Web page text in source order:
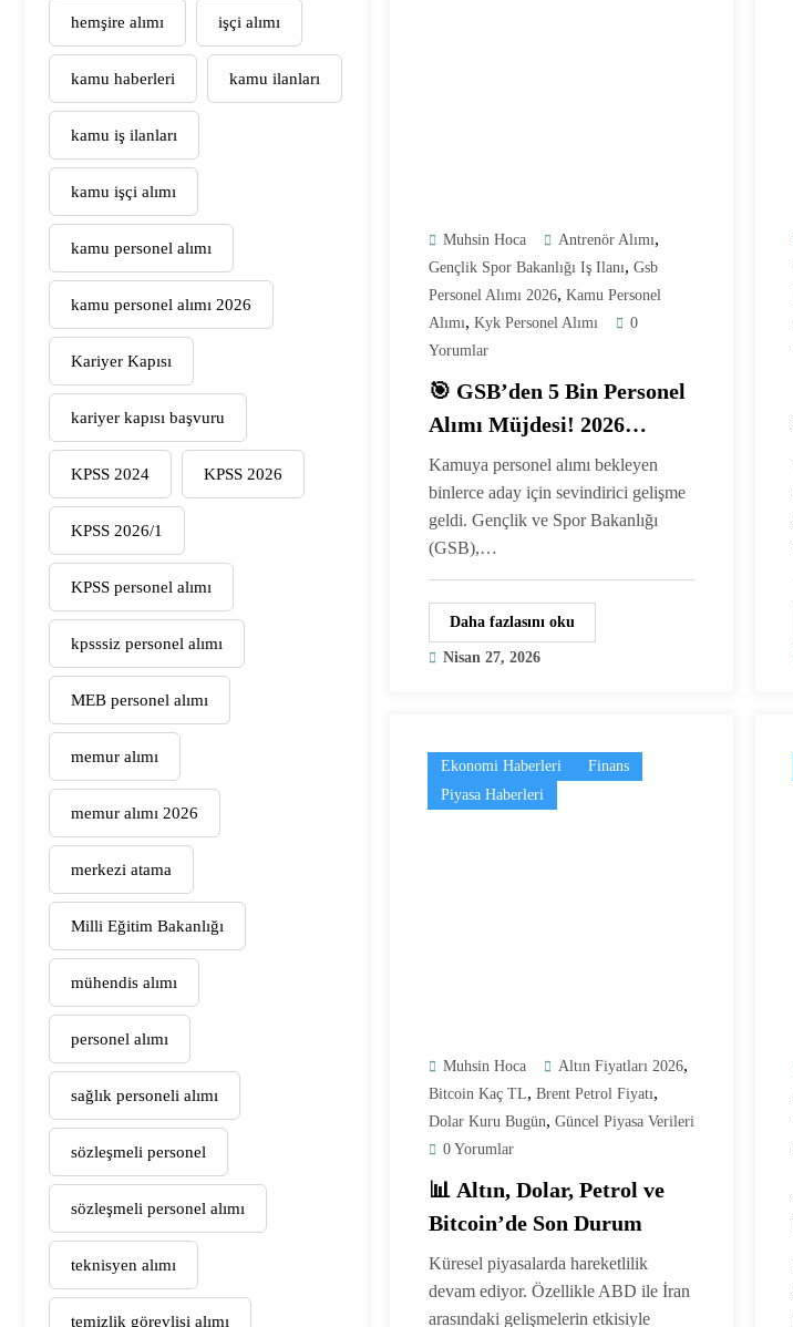
hemşire alımı işçi alımı
kamu haberleri kamu ilanları
kamu iş ilanları
kamu işçi alımı
kamu personel alımı
kamu personel alımı 2026
Kariyer Kapısı
kariyer kapısı başvuru
KPSS 2024 KPSS 2026
KPSS 2026/1
KPSS personel alımı
kpsssiz personel alımı
MEB personel alımı
memur alımı
memur alımı 2026
merkezi atama
Milli Eğitim Bakanlığı
mühendis alımı
personel alımı
sağlık personeli alımı
sözleşmeli personel
sözleşmeli personel alımı
teknisyen alımı
temizlik görevlisi alımı
Muhsin Hoca Antrenör Alımı,
Gençlik Spor Bakanlığı Iş Ilanı, Gsb
Personel Alımı 2026, Kamu Personel
Alımı, Kyk Personel Alımı
0
Yorumlar
🎯 GSB’den 5 Bin Personel
Alımı Müjdesi! 2026
Başvuruları Yakında
Başlıyor
Kamuya personel alımı bekleyen
binlerce aday için sevindirici gelişme
geldi. Gençlik ve Spor Bakanlığı
(GSB),…
Daha fazlasını oku
Nisan 27, 2026
Ekonomi Haberleri
Finans
Piyasa Haberleri
Muhsin Hoca Altın Fiyatları 2026,
Bitcoin Kaç TL, Brent Petrol Fiyatı,
Dolar Kuru Bugün, Güncel Piyasa Verileri
0 Yorumlar
📊 Altın, Dolar, Petrol ve
Bitcoin’de Son Durum
Küresel piyasalarda hareketlilik
devam ediyor. Özellikle ABD ile İran
arasındaki gelişmelerin etkisiyle